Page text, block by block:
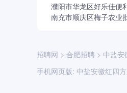
濮阳市华龙区好乐佳便
南充市顺庆区梅子农业
招聘网 > 合肥招聘 > 中盐安
手机网页版: 中盐安徽红四